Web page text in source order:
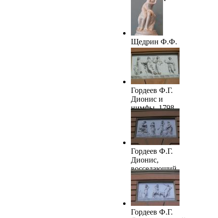
Щедрин Ф.Ф.
Диана. 1798.
ГРМ
Гордеев Ф.Г.
Дионис и
нимфы. 1798-
1800
Гордеев Ф.Г.
Дионис,
восседающий
на скале.
1798-1800.
ГРМ
Гордеев Ф.Г.